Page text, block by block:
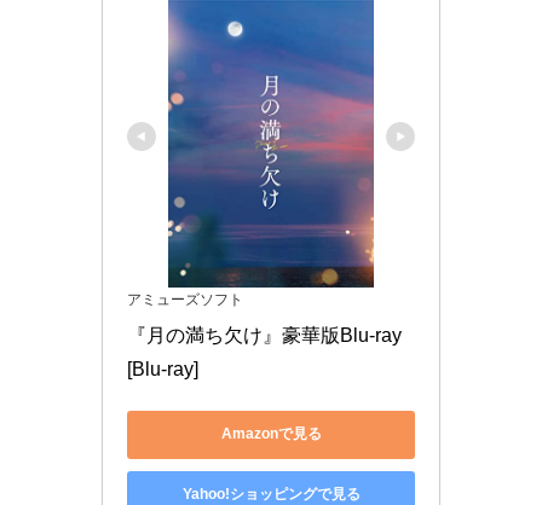
アミューズソフト
『月の満ち欠け』豪華版Blu-ray
[Blu-ray]
Amazonで見る
Yahoo!ショッピングで見る